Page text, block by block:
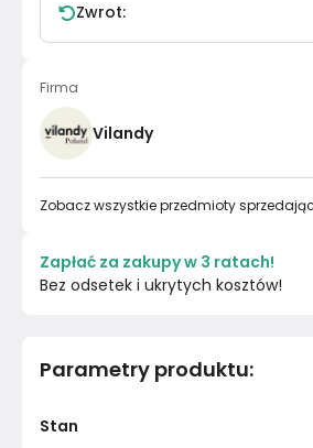
Parametry produktu:
Stan
Zwrot:
Firma
Vilandy
Zobacz wszystkie przedmioty
Zapłać za zakupy w 3 ratach!
Bez odsetek i ukrytych kosztów!